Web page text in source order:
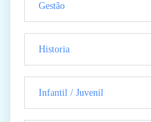
Gestão
Historia
Infantil / Juvenil